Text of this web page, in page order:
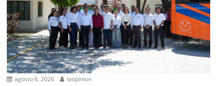
agosto 6, 2026 laopinion